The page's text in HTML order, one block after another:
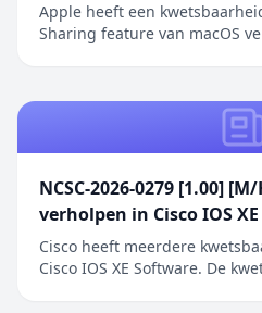
Apple heeft een
Sharing feature van macOS
Sharing functionaliteit
toegang kunnen verkrijgen
NCSC-2026-0279 [1.00]
verholpen in Cisco IOS
Cisco heeft meerdere
Cisco IOS XE Software. De